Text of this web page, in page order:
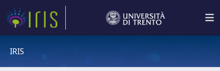
IRIS